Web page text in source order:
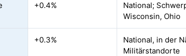
+0.4%
National;
Wisconsin, Ohio
+0.3%
National, in der
Militärstandorte